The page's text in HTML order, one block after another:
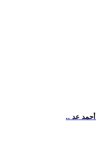
أحمد عد